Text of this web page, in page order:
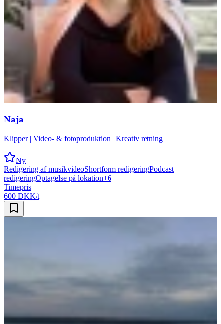
Naja
Klipper | Video- & fotoproduktion | Kreativ retning
Ny
Redigering af musikvideoShortform redigeringPodcast
redigeringOptagelse på lokation+6
Timepris
600 DKK/t